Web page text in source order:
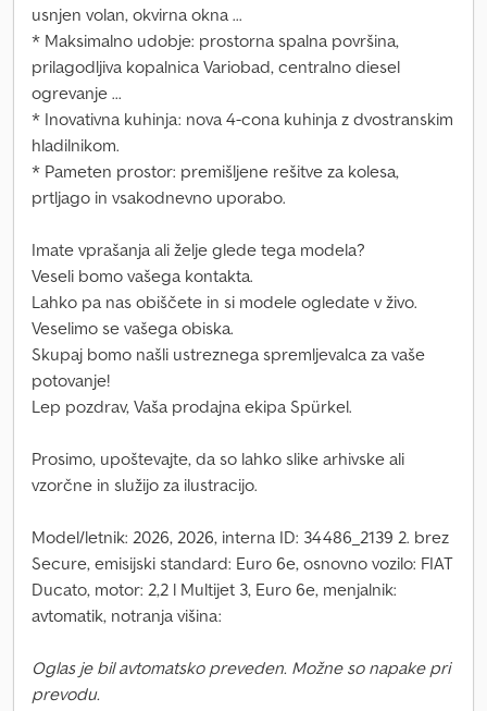
usnjen volan, okvirna okna ...
* Maksimalno udobje: prostorna spalna površina,
prilagodljiva kopalnica Variobad, centralno diesel
ogrevanje ...
* Inovativna kuhinja: nova 4-cona kuhinja z dvostranskim
hladilnikom.
* Pameten prostor: premišljene rešitve za kolesa,
prtljago in vsakodnevno uporabo.
Imate vprašanja ali želje glede tega modela?
Veseli bomo vašega kontakta.
Lahko pa nas obiščete in si modele ogledate v živo.
Veselimo se vašega obiska.
Skupaj bomo našli ustreznega spremljevalca za vaše
potovanje!
Lep pozdrav, Vaša prodajna ekipa Spürkel.
Prosimo, upoštevajte, da so lahko slike arhivske ali
vzorčne in služijo za ilustracijo.
Model/letnik: 2026, 2026, interna ID: 34486_2139 2. brez
Secure, emisijski standard: Euro 6e, osnovno vozilo: FIAT
Ducato, motor: 2,2 l Multijet 3, Euro 6e, menjalnik:
avtomatik, notranja višina:
Oglas je bil avtomatsko preveden. Možne so napake pri
prevodu.